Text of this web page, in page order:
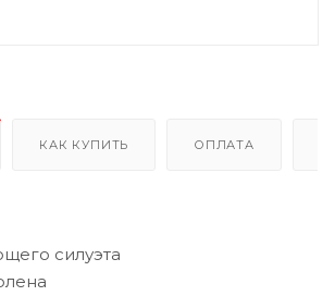
КАК КУПИТЬ ОПЛАТА
силуэта